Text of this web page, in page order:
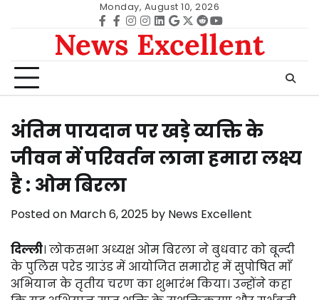
Monday, August 10, 2026
Facebook
facebook
Instagram
instagram
Linkedin
google
Twitter
redditYoutube
News Excellent
अंतिम पायदान पर खड़े व्यक्ति के
जीवन में परिवर्तन लाना हमारा लक्ष्य
है : ओम बिरला
Posted on March 6, 2025 by News Excellent
दिल्ली। लोकसभा अध्यक्ष ओम बिरला ने बुधवार को बून्दी
के पुलिस परेड ग्राउंड में आयोजित समारोह में सुपोषित माँ
अभियान के तृतीय चरण का शुभारंभ किया। उन्होंने कहा